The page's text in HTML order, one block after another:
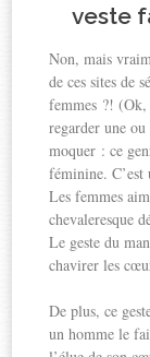
veste
Non, mais
de ces sites de
femmes ?! (Ok,
regarder une ou
moquer : ce
féminine. C’est
Les femmes
chevaleresque
Le geste du
chavirer les
De plus, ce
un homme le